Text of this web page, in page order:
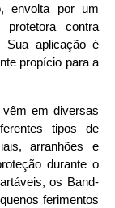
envolta por um
contra
Sua aplicação é
propício para a
em diversas
tipos de
arranhões e
durante o
os Band-
ferimentos